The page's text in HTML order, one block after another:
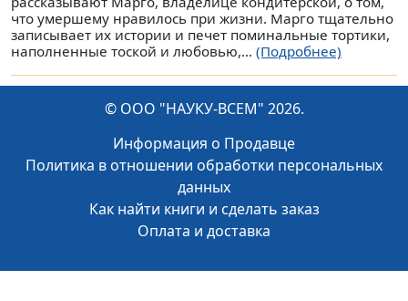
что умершему нравилось при жизни. Марго тщательно
записывает их истории и печет поминальные тортики,
наполненные тоской и любовью,... (Подробнее)
© ООО "НАУКУ-ВСЕМ" 2026.
Информация о Продавце
Политика в отношении обработки персональных
данных
Как найти книги и сделать заказ
Оплата и доставка